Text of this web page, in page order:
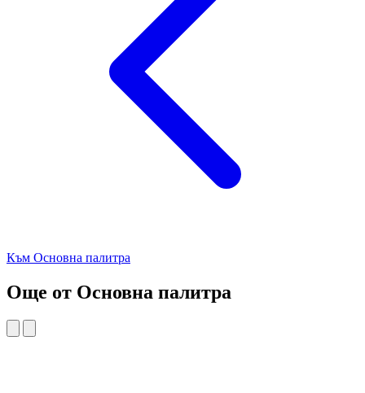
Към Основна палитра
Още от Основна палитра